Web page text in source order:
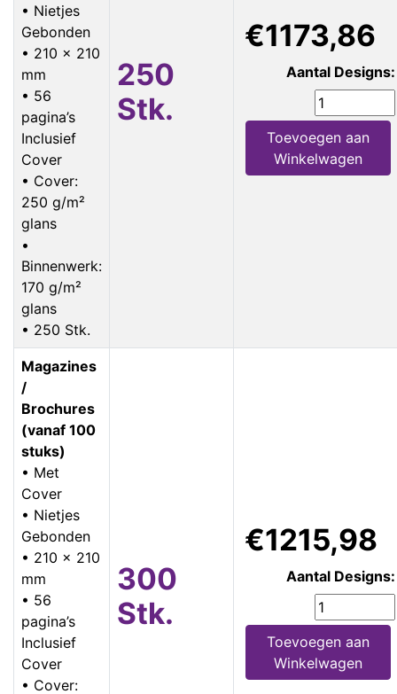
• Nietjes
Gebonden
• 210 x 210
mm
• 56
pagina’s
Inclusief
Cover
• Cover:
250 g/m²
glans
•
Binnenwerk:
170 g/m²
glans
• 250 Stk.
250
Stk.
€1173,86
Aantal Designs:
Toevoegen aan
Winkelwagen
Magazines
/
Brochures
(vanaf 100
stuks)
• Met
Cover
• Nietjes
Gebonden
• 210 x 210
mm
• 56
pagina’s
Inclusief
Cover
• Cover:
300
Stk.
€1215,98
Aantal Designs:
Toevoegen aan
Winkelwagen